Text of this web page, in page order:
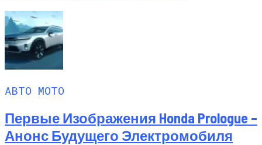
АВТО МОТО
Первые Изображения Honda Prologue –
Анонс Будущего Электромобиля